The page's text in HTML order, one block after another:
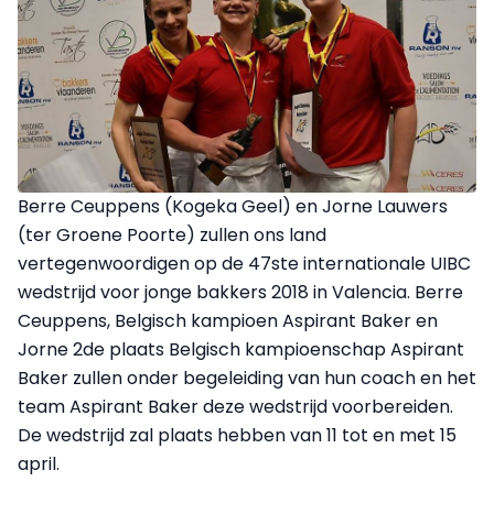
Berre Ceuppens (Kogeka Geel) en Jorne Lauwers
(ter Groene Poorte) zullen ons land
vertegenwoordigen op de 47ste internationale UIBC
wedstrijd voor jonge bakkers 2018 in Valencia. Berre
Ceuppens, Belgisch kampioen Aspirant Baker en
Jorne 2de plaats Belgisch kampioenschap Aspirant
Baker zullen onder begeleiding van hun coach en het
team Aspirant Baker deze wedstrijd voorbereiden.
De wedstrijd zal plaats hebben van 11 tot en met 15
april.